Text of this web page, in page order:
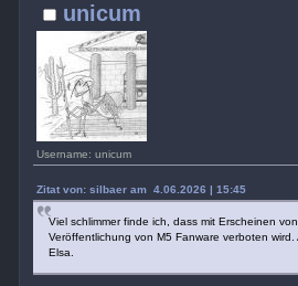
unicum
Username: unicum
Zitat von: silbaer am 4.06.2026 | 15:45
Viel schlimmer finde ich, dass mit Erscheinen
Veröffentlichung von M5 Fanware verboten wird.
Elsa.